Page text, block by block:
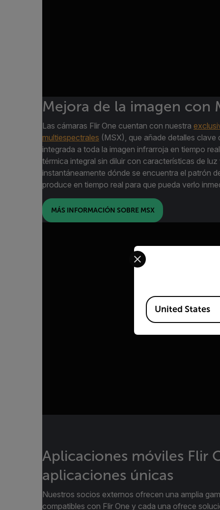
Mejora de la imagen con
Las cámaras Flir One cuentan con nuestra
multiespectrales (MSX), que añade detalles clave
integrada a toda la imagen infrarroja en tiempo
térmica integral sin diluir con características de
instantáneamente dónde se encuentra el patrón
produce en tiempo real para que pueda verlo
MÁS INFORMACIÓN SOBRE MSX
Aplicaciones móviles Flir
aplicaciones únicas
Nuestros socios externos ofrecen una amplia
compatibles con Flir One y cada una ofrece
Select your preferred
Available Locations
United States